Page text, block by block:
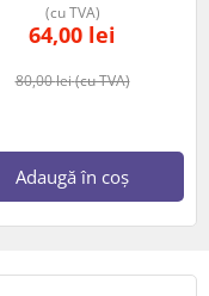
80,00lei(cu TVA)
64,00 lei
(cu TVA)
Adaugă în coș